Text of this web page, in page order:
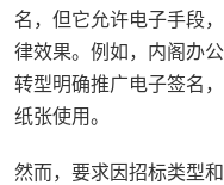
名，但它允许电子手段
律效果。例如，内阁办
转型明确推广电子签名
纸张使用。
然而，要求因招标类型